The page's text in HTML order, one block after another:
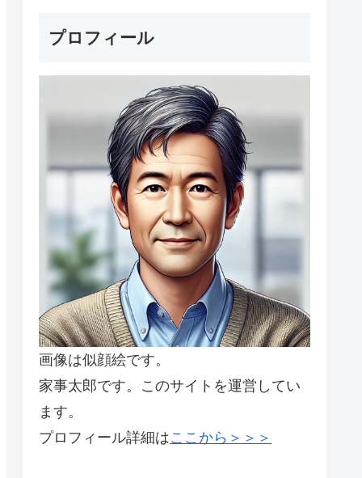
プロフィール
画像は似顔絵です。
家事太郎です。このサイトを運営してい
ます。
プロフィール詳細はここから＞＞＞